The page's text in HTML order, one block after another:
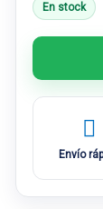
En stock
Envío